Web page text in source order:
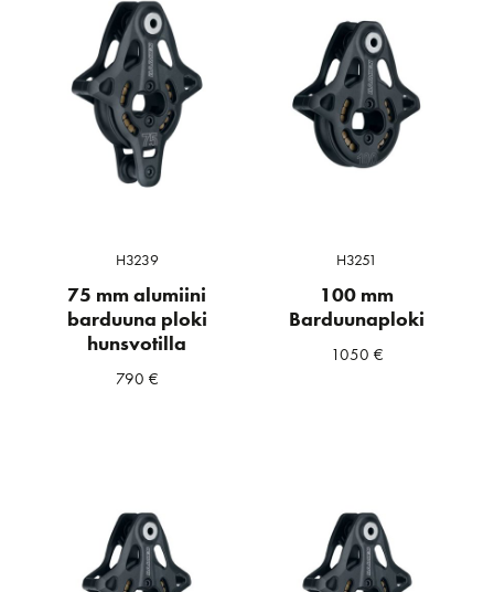
H3239
75 mm alumiini
barduuna ploki
hunsvotilla
790 €
H3251
100 mm
Barduunaploki
1050 €